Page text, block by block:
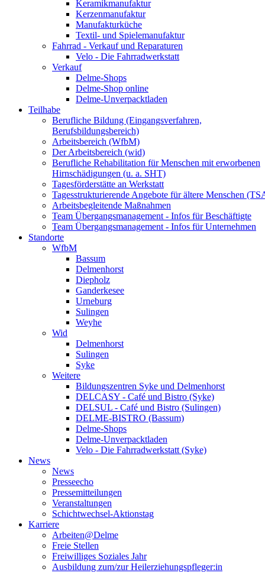
Keramikmanufaktur
Kerzenmanufaktur
Manufakturküche
Textil- und Spielemanufaktur
Fahrrad - Verkauf und Reparaturen
Velo - Die Fahrradwerkstatt
Verkauf
Delme-Shops
Delme-Shop online
Delme-Unverpacktladen
Teilhabe
Berufliche Bildung (Eingangsverfahren,
Berufsbildungsbereich)
Arbeitsbereich (WfbM)
Der Arbeitsbereich (wid)
Berufliche Rehabilitation für Menschen mit erworbenen
Hirnschädigungen (u. a. SHT)
Tagesförderstätte an Werkstatt
Tagesstrukturierende Angebote für ältere Menschen
Arbeitsbegleitende Maßnahmen
Team Übergangsmanagement - Infos für Beschäftigte
Team Übergangsmanagement - Infos für Unternehmen
Standorte
WfbM
Bassum
Delmenhorst
Diepholz
Ganderkesee
Urneburg
Sulingen
Weyhe
Wid
Delmenhorst
Sulingen
Syke
Weitere
Bildungszentren Syke und Delmenhorst
DELCASY - Café und Bistro (Syke)
DELSUL - Café und Bistro (Sulingen)
DELME-BISTRO (Bassum)
Delme-Shops
Delme-Unverpacktladen
Velo - Die Fahrradwerkstatt (Syke)
News
News
Presseecho
Pressemitteilungen
Veranstaltungen
Schichtwechsel-Aktionstag
Karriere
Arbeiten@Delme
Freie Stellen
Freiwilliges Soziales Jahr
Ausbildung zum/zur Heilerziehungspfleger:in